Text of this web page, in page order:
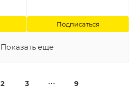
Подписаться
Показать еще
2 3 9